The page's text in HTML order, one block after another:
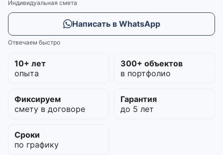
Индивидуальная смета
Написать в WhatsApp
Отвечаем быстро
10+ лет
опыта
300+ объектов
в портфолио
Фиксируем
смету в договоре
Гарантия
до 5 лет
Сроки
по графику